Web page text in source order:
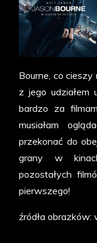
Bourne, co
z jego udziałem
bardzo za
musiałam
przekonać do
grany w
pozostałych
pierwszego!
źródła obrazków: